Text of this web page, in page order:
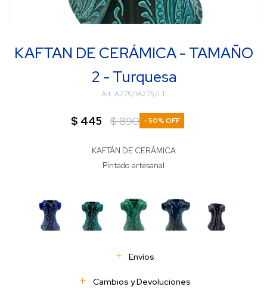
KAFTAN DE CERÁMICA - TAMAÑO
2 - Turquesa
A275/1A275/1 T
$ 445 $890 50
KAFTÁN DE CERÁMICA
Pintado artesanal
Envíos
Cambios y Devoluciones